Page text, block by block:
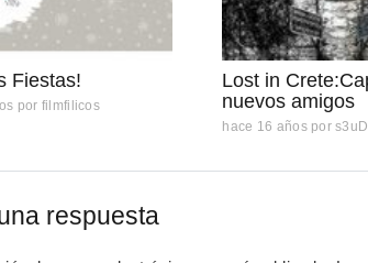
Fiestas!
por filmfilicos
Lost in
nuevos amigos
hace 16 años por
respuesta